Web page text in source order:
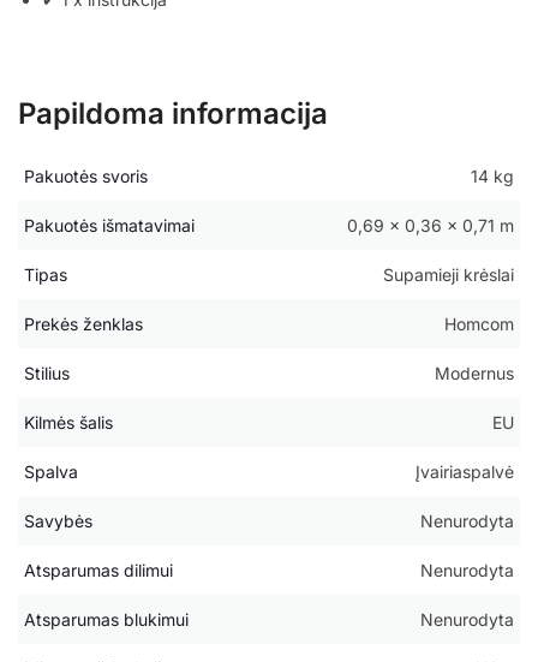
Papildoma informacija
Pakuotės svoris 14 kg
Pakuotės išmatavimai 0,69 × 0,36 × 0,71 m
Tipas Supamieji krėslai
Prekės ženklas Homcom
Stilius Modernus
Kilmės šalis EU
Spalva Įvairiaspalvė
Savybės Nenurodyta
Atsparumas dilimui Nenurodyta
Atsparumas blukimui Nenurodyta